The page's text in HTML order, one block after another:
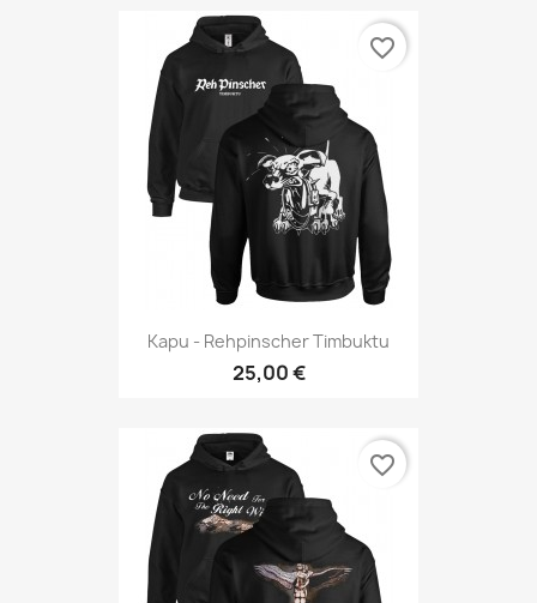
Kapu - Rehpinscher Timbuktu
25,00 €
favorite_border
favorite_border